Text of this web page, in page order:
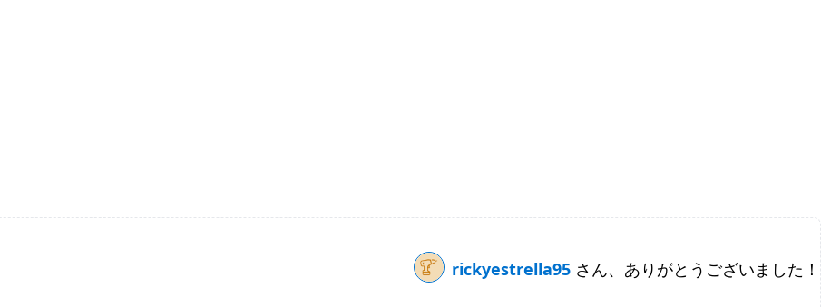
rickyestrella95 さん、ありがとうございました！